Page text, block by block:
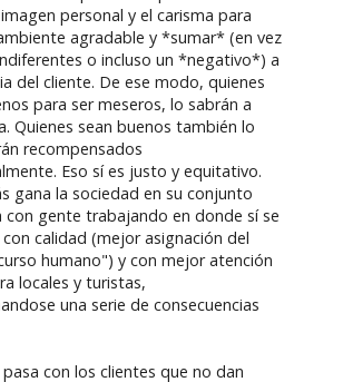
personal y el carisma para
agradable y *sumar* (en vez
o incluso un *negativo*) a
del cliente. De ese modo, quienes
para ser meseros, lo sabrán a
Quienes sean buenos también lo
recompensados
Eso sí es justo y equitativo.
gana la sociedad en su conjunto
con gente trabajando en donde sí se
calidad (mejor asignación del
humano") y con mejor atención
locales y turistas,
una serie de consecuencias
pasa con los clientes que no dan